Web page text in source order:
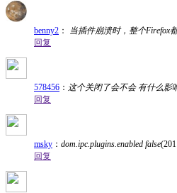
benny2 ：
当插件崩溃时，整个Firefox
回复
578456 ： 这个关闭了会不会 有什么影
回复
msky ： dom.ipc.plugins.enabled false
回复